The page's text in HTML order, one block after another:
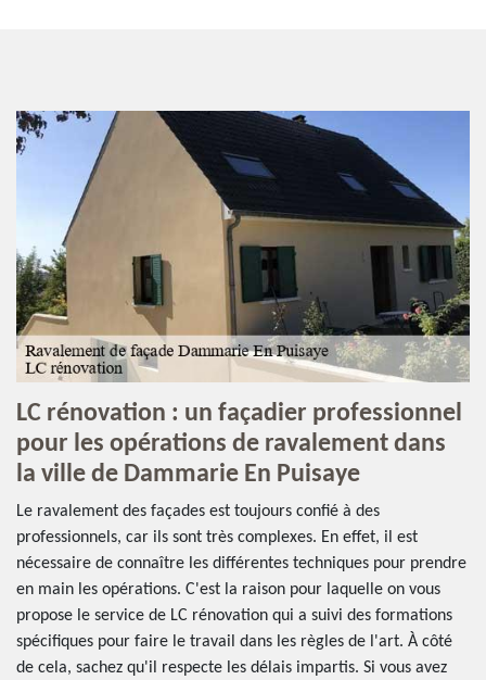
LC rénovation : un façadier professionnel
pour les opérations de ravalement dans
la ville de Dammarie En Puisaye
Le ravalement des façades est toujours confié à des
professionnels, car ils sont très complexes. En effet, il est
nécessaire de connaître les différentes techniques pour prendre
en main les opérations. C'est la raison pour laquelle on vous
propose le service de LC rénovation qui a suivi des formations
spécifiques pour faire le travail dans les règles de l'art. À côté
de cela, sachez qu'il respecte les délais impartis. Si vous avez